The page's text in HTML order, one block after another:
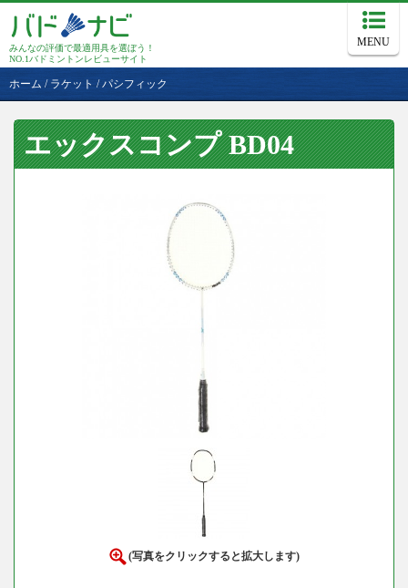
みんなの評価で最適用具を選ぼう！
NO.1バドミントンレビューサイト
MENU
ホーム / ラケット /パシフィック
エックスコンプ BD04
(写真をクリックすると拡大します)